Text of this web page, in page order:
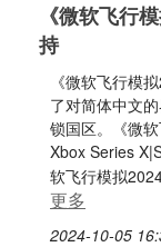
《微软飞行
持
《微软飞行模
了对简体中文
锁国区。《微
Xbox Series
软飞行模拟
更多
2024-10-05